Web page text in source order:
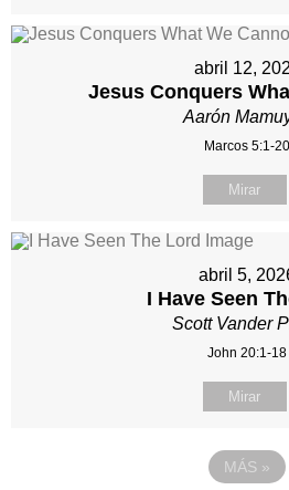
abril 12,
Jesus Conquers
Aarón
Marcos 5:1-20
Mirar
abril 5,
I Have Seen
Scott Vander
John 20:1-18
Mirar
MÁS »